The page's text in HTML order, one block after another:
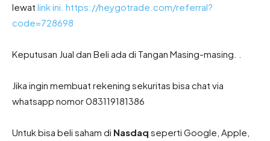
lewat link ini. https://heygotrade.com/referral?
code=728698
Keputusan Jual dan Beli ada di Tangan Masing-masing. .
Jika ingin membuat rekening sekuritas bisa chat via
whatsapp nomor 083119181386
Untuk bisa beli saham di Nasdaq seperti Google, Apple,